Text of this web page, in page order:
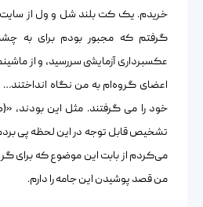
خریدم. یک کت بلند شل و ول از سایت
گرفتم که مجبور بودم برای به
عکسبرداری آزمایشی سررسید، و از
اعضای گروه‌ام به من نگاه
خود را می گرفتند. مثل این بودند،
تشخیص قابل توجه در این لحظه پی
می‌کردم از بابت این موضوع که برای
من قصد پوشیدن این جامه را دارم.